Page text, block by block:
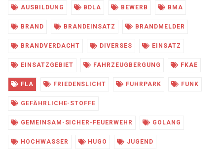
AUSBILDUNG BDLA BEWERB BMA
BRAND BRANDEINSATZ BRANDMELDER
BRANDVERDACHT DIVERSES EINSATZ
EINSATZGEBIET FAHRZEUGBERGUNG FKAE
FLA FRIEDENSLICHT FUHRPARK FUNK
GEFÄHRLICHE-STOFFE
GEMEINSAM-SICHER-FEUERWEHR GOLANG
HOCHWASSER HUGO JUGEND